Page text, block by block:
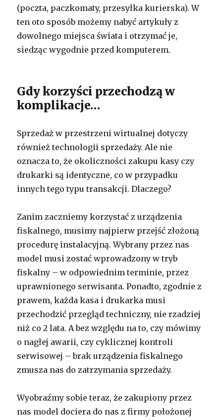
(poczta, paczkomaty, przesyłka kurierska). W
ten oto sposób możemy nabyć artykuły z
dowolnego miejsca świata i otrzymać je,
siedząc wygodnie przed komputerem.
Gdy korzyści przechodzą w
komplikacje…
Sprzedaż w przestrzeni wirtualnej dotyczy
również technologii sprzedaży. Ale nie
oznacza to, że okoliczności zakupu kasy czy
drukarki są identyczne, co w przypadku
innych tego typu transakcji. Dlaczego?
Zanim zaczniemy korzystać z urządzenia
fiskalnego, musimy najpierw przejść złożoną
procedurę instalacyjną. Wybrany przez nas
model musi zostać wprowadzony w tryb
fiskalny – w odpowiednim terminie, przez
uprawnionego serwisanta. Ponadto, zgodnie z
prawem, każda kasa i drukarka musi
przechodzić przegląd techniczny, nie rzadziej
niż co 2 lata. A bez względu na to, czy mówimy
o nagłej awarii, czy cyklicznej kontroli
serwisowej – brak urządzenia fiskalnego
zmusza nas do zatrzymania sprzedaży.
Wyobraźmy sobie teraz, że zakupiony przez
nas model dociera do nas z firmy położonej